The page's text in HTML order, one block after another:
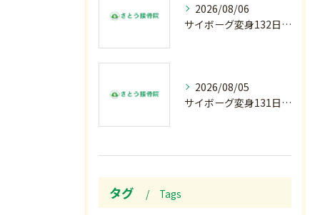
2026/08/06
サイボーグ変身132日目.お知らせ.和歌山.インターハイ.柔道開幕…木曜の朝〜
2026/08/05
サイボーグ変身131日目.甲子園開幕.日曜.リラクゼーション柔.水曜の朝〜
タグ Tags